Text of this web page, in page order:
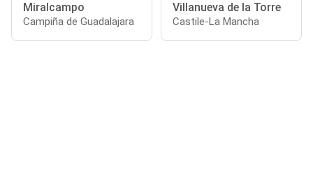
Miralcampo
Campiña de Guadalajara
Villanueva de la Torre
Castile-La Mancha